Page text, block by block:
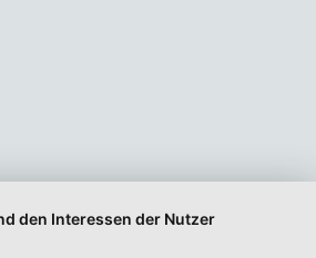
den Interessen der Nutzer